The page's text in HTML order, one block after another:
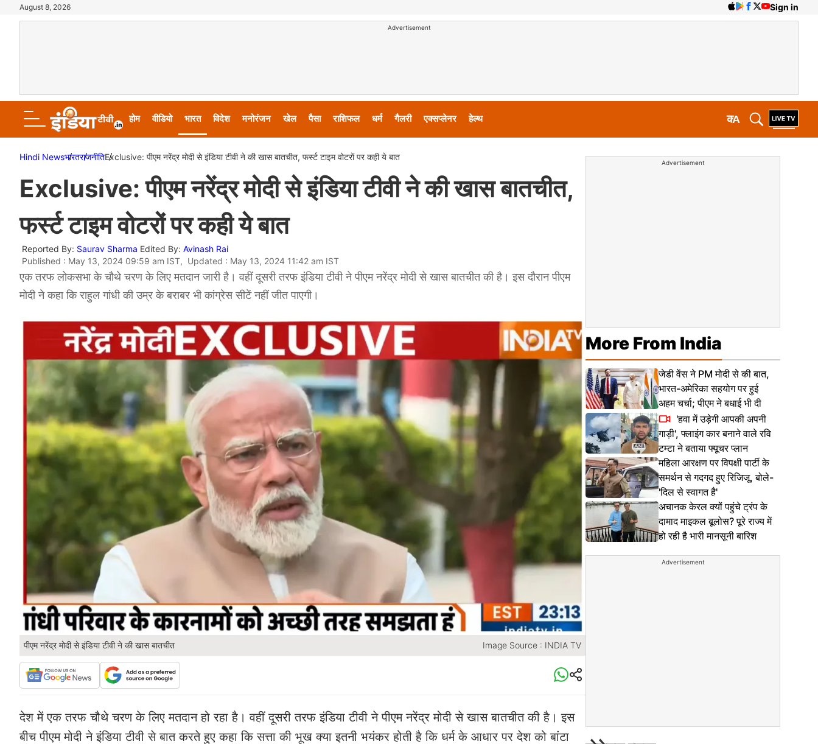
August 8, 2026 Sign in
Advertisement
होम वीडियो भारत विदेश मनोरंजन खेल पैसा राशिफल धर्म गैलरी एक्सप्लेनर हेल्थ A
क
Hindi NewsभारतराजनीतिExclusive: पीएम नरेंद्र मोदी से इंडिया टीवी ने की खास बातचीत, फर्स्ट टाइम वोटरों पर कही ये बात
Exclusive: पीएम नरेंद्र मोदी से इंडिया टीवी ने की खास बातचीत,
फर्स्ट टाइम वोटरों पर कही ये बात
Reported By: Saurav Sharma Edited By: Avinash Rai
Published : May 13, 2024 09:59 am IST, Updated : May 13, 2024 11:42 am IST
एक तरफ लोकसभा के चौथे चरण के लिए मतदान जारी है। वहीं दूसरी तरफ इंडिया टीवी ने पीएम नरेंद्र मोदी से खास बातचीत की है। इस दौरान पीएम
मोदी ने कहा कि राहुल गांधी की उम्र के बराबर भी कांग्रेस सीटें नहीं जीत पाएगी।
पीएम नरेंद्र मोदी से इंडिया टीवी ने की खास बातचीत Image Source : INDIA TV
देश में एक तरफ चौथे चरण के लिए मतदान हो रहा है। वहीं दूसरी तरफ इंडिया टीवी ने पीएम नरेंद्र मोदी से खास बातचीत की है। इस
बीच पीएम मोदी ने इंडिया टीवी से बात करते हुए कहा कि सत्ता की भूख क्या इतनी भयंकर होती है कि धर्म के आधार पर देश को बांटा
Advertisement
More From India
जेडी वेंस ने PM मोदी से की बात,
भारत-अमेरिका सहयोग पर हुई
अहम चर्चा; पीएम ने बधाई भी दी
'हवा में उड़ेगी आपकी अपनी
गाड़ी', फ्लाइंग कार बनाने वाले रवि
टम्टा ने बताया फ्यूचर प्लान
महिला आरक्षण पर विपक्षी पार्टी के
समर्थन से गदगद हुए रिजिजू, बोले-
'दिल से स्वागत है'
अचानक केरल क्यों पहुंचे ट्रंप के
दामाद माइकल बूलोस? पूरे राज्य में
हो रही है भारी मानसूनी बारिश
Advertisement